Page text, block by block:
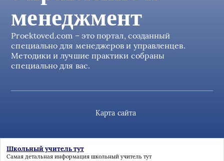
менеджмент
Proektoved.com – это портал, созданный
специально для менеджеров и управленцев.
Методики и лучшие практики собраны
специально для вас.
Карта сайта
Школьный учитель тут
Самая детальная информация школьный учитель тут